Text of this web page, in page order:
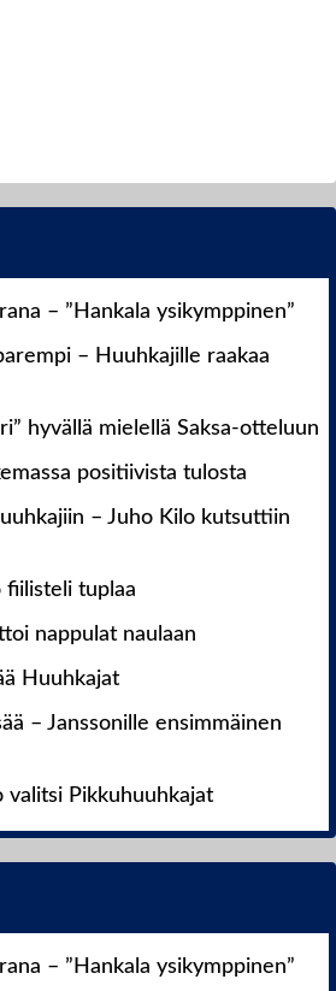
– ”Hankala ysikymppinen”
– Huuhkajille raakaa
hyvällä mielellä Saksa-otteluun
positiivista tulosta
– Juho Kilo kutsuttiin
fiilisteli tuplaa
nappulat naulaan
Huuhkajat
– Janssonille ensimmäinen
valitsi Pikkuhuuhkajat
– ”Hankala ysikymppinen”